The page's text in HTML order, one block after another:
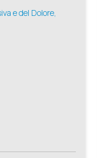
e del Dolore,